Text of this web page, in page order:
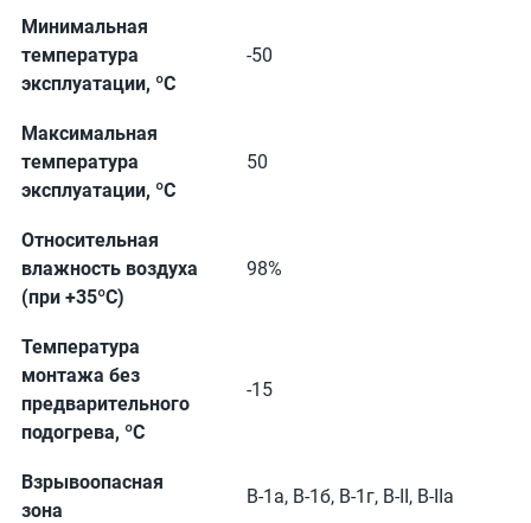
Минимальная
температура
эксплуатации, ºС
-50
Максимальная
температура
эксплуатации, ºС
50
Относительная
влажность воздуха
(при +35ºС)
98%
Температура
монтажа без
предварительного
подогрева, ºС
-15
Взрывоопасная
зона
В-1а, В-1б, В-1г, В-II, В-IIа